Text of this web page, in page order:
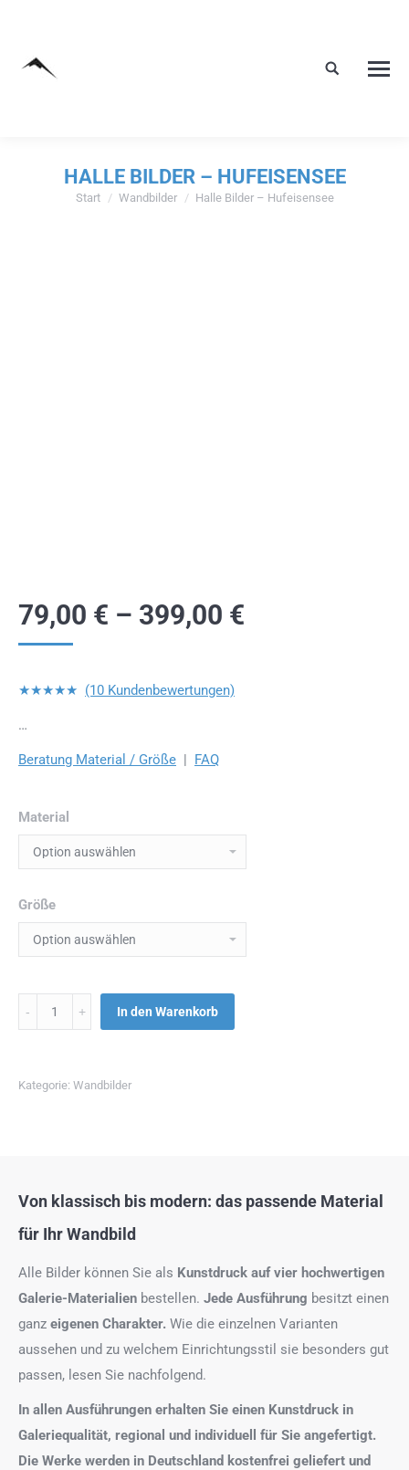
HALLE BILDER – HUFEISENSEE
Sie befinden sich hier:
Start Wandbilder Halle Bilder – Hufeisensee
79,00 € – 399,00 €
★★★★★ (10 Kundenbewertungen)
…
Beratung Material / Größe | FAQ
Material
Größe
Menge In den Warenkorb
Kategorie: Wandbilder
Von klassisch bis modern: das passende Material
für Ihr Wandbild
Alle Bilder können Sie als Kunstdruck auf vier hochwertigen
Galerie-Materialien bestellen. Jede Ausführung besitzt einen
ganz eigenen Charakter. Wie die einzelnen Varianten
aussehen und zu welchem Einrichtungsstil sie besonders gut
passen, lesen Sie nachfolgend.
In allen Ausführungen erhalten Sie einen Kunstdruck in
Galeriequalität, regional und individuell für Sie angefertigt.
Die Werke werden in Deutschland kostenfrei geliefert und